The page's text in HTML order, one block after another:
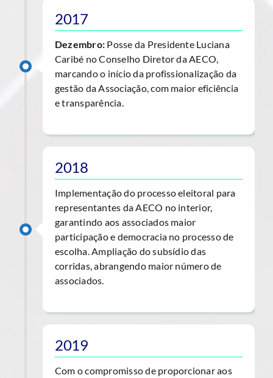
2017
Dezembro: Posse da Presidente Luciana
Caribé no Conselho Diretor da AECO,
marcando o início da profissionalização da
gestão da Associação, com maior eficiência
e transparência.
2018
Implementação do processo eleitoral para
representantes da AECO no interior,
garantindo aos associados maior
participação e democracia no processo de
escolha. Ampliação do subsídio das
corridas, abrangendo maior número de
associados.
2019
Com o compromisso de proporcionar aos